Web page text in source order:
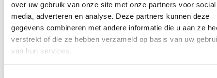
over uw gebruik van onze site met onze partners voor social
media, adverteren en analyse. Deze partners kunnen deze
gegevens combineren met andere informatie die u aan ze
verstrekt of die ze hebben verzameld op basis van uw
van hun services.
Aan de voet van de toren werd een infobord geplaatst dat
voorbijgangers informeert over zowel de werking van de watertoren
als over de ecologische maatregelen. Op die manier wordt ook het
brede publiek bewust gemaakt van het belang van biodiversiteit in
stedelijke infrastructuur. De gerenoveerde toren bewijst zo dat
techniek, erfgoed en natuur perfect kunnen samengaan.